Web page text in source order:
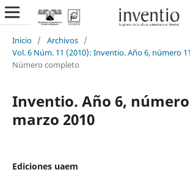
Inicio / Archivos /
Vol. 6 Núm. 11 (2010): Inventio. Año 6, número
Número completo
Inventio. Año 6, número
marzo 2010
Ediciones uaem